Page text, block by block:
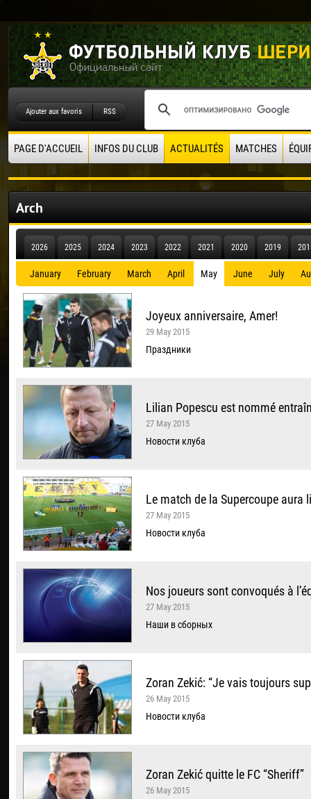
Ajouter aux favoris RSS
PAGE D'ACCUEIL INFOS DU CLUB ACTUALITÉS MATCHES
Arch
2026 2025 2024 2023 2022 2021 2020 2019
January February March April May June July
Joyeux anniversaire, Amer!
29 May 2015
Праздники
Lilian Popescu est nommé
27 May 2015
Новости клуба
Le match de la Supercoupe aura
27 May 2015
Новости клуба
Nos joueurs sont convoqués à
27 May 2015
Наши в сборных
Zoran Zekić: “Je vais toujours
26 May 2015
Новости клуба
Zoran Zekić quitte le FC “Sheriff”
26 May 2015